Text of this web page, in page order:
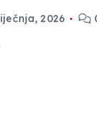
2026